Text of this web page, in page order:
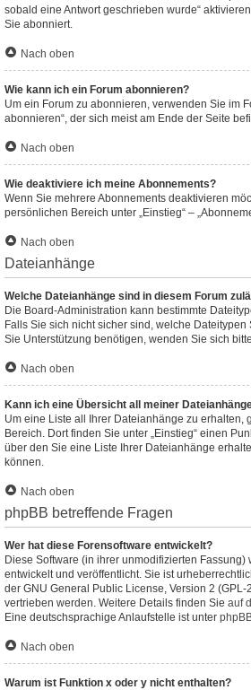
sobald eine Antwort geschrieben wurde“
Sie abonniert.
Nach oben
Wie kann ich ein Forum abonnieren?
Um ein Forum zu abonnieren, verwenden Sie im
abonnieren“, der sich meist am Ende der Seite
Nach oben
Wie deaktiviere ich meine Abonnements?
Wenn Sie mehrere Abonnements deaktivieren
persönlichen Bereich unter „Einstieg“ –
Nach oben
Dateianhänge
Welche Dateianhänge sind in diesem Forum
Die Board-Administration kann bestimmte
Falls Sie sich nicht sicher sind, welche
Sie Unterstützung benötigen, wenden Sie sich
Nach oben
Kann ich eine Übersicht all meiner
Um eine Liste all Ihrer Dateianhänge zu erhalten,
Bereich. Dort finden Sie unter „Einstieg“ einen
über den Sie eine Liste Ihrer Dateianhänge
können.
Nach oben
phpBB betreffende Fragen
Wer hat diese Forensoftware entwickelt?
Diese Software (in ihrer unmodifizierten Fassung)
entwickelt und veröffentlicht. Sie ist
der GNU General Public License, Version 2
vertrieben werden. Weitere Details finden Sie auf
Eine deutschsprachige Anlaufstelle ist unter
Nach oben
Warum ist Funktion x oder y nicht enthalten?